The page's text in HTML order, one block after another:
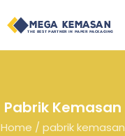
Pabrik Kemasan
Home / pabrik kemasan